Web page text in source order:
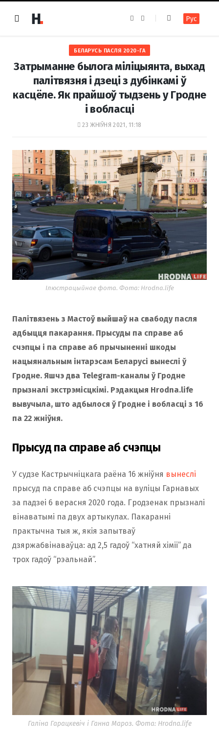
e
b
o
o
k
t
a
g
r
a
m
Рус
БЕЛАРУСЬ ПАСЛЯ 2020-ГА
Затрыманне былога міліцыянта, выхад
палітвязня і дзеці з дубінкамі ў
касцёле. Як прайшоў тыдзень у Гродне
і вобласці
23 ЖНІЎНЯ 2021, 11:18
Ілюстрацыйнае фота. Фота: Hrodna.life
Палітвязень з Мастоў выйшаў на свабоду пасля
адбыцця пакарання. Прысуды па справе аб
счэпцы і па справе аб прычыненні шкоды
нацыянальным інтарэсам Беларусі вынеслі ў
Гродне. Яшчэ два Telegram-каналы ў Гродне
прызналі экстрэмісцкімі. Рэдакцыя Hrodna.life
вывучыла, што адбылося ў Гродне і вобласці з 16
па 22 жніўня.
Прысуд па справе аб счэпцы
У судзе Кастрычніцкага раёна 16 жніўня вынеслі
прысуд па справе аб счэпцы на вуліцы Гарнавых
за падзеі 6 верасня 2020 года. Гродзенак прызналі
вінаватымі па двух артыкулах. Пакаранні
практычна тыя ж, якія запытваў
дзяржабвінаваўца: ад 2,5 гадоў “хатняй хіміі” да
трох гадоў “рэальнай”.
Галіна Гарацкевіч і Ганна Мароз. Фота: Hrodna.life